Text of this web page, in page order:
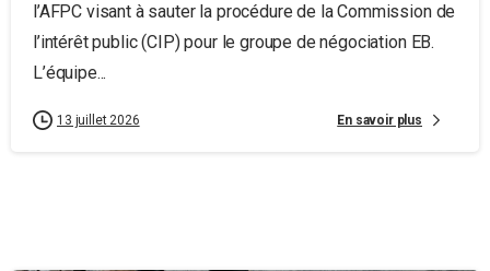
l’AFPC visant à sauter la procédure de la Commission de
l’intérêt public (CIP) pour le groupe de négociation EB.
L’équipe...
13 juillet 2026 En savoir plus